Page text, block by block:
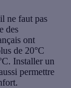
ne faut pas
des
ont
de 20°C
Installer un
permettre